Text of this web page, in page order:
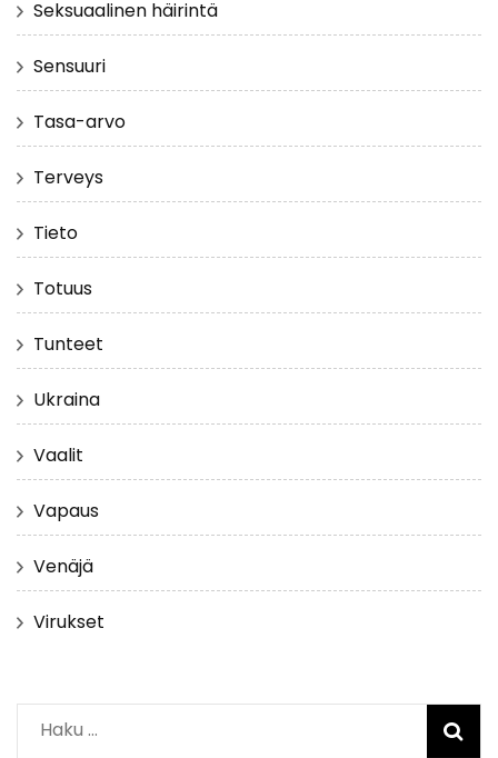
Seksuaalinen häirintä
Sensuuri
Tasa-arvo
Terveys
Tieto
Totuus
Tunteet
Ukraina
Vaalit
Vapaus
Venäjä
Virukset
Haku: